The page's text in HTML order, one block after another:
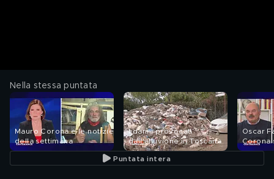
Nella stessa puntata
Mauro Corona e le notizie
della settimana
I danni provocati
dall'alluvione in Toscana
Oscar
Corona
Puntata intera